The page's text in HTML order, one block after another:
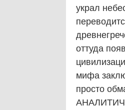
украл
оттуда
мифа
просто